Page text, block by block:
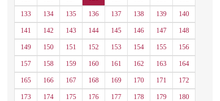
133 134 135 136 137 138 139 140
141 142 143 144 145 146 147 148
149 150 151 152 153 154 155 156
157 158 159 160 161 162 163 164
165 166 167 168 169 170 171 172
173 174 175 176 177 178 179 180